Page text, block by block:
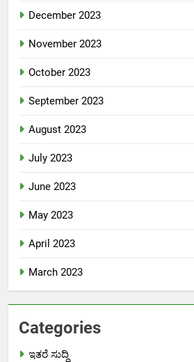
December 2023
November 2023
October 2023
September 2023
August 2023
July 2023
June 2023
May 2023
April 2023
March 2023
Categories
ಇತರೆ ಸುದ್ದಿ